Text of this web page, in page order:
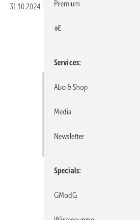
31.10.2024 Veröffentlicht in
Premium
+E
Services
Abo & Shop
Media
Newsletter
Specials
GModG